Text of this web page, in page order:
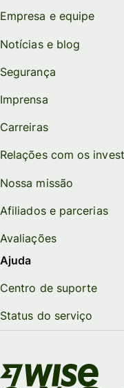
Empresa e equipe
Notícias e blog
Segurança
Imprensa
Carreiras
Relações com os
Nossa missão
Afiliados e parcerias
Avaliações
Ajuda
Centro de suporte
Status do serviço